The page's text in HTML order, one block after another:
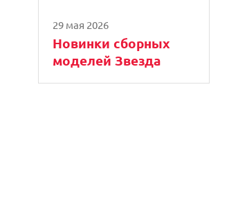
29 мая 2026
Новинки сборных
моделей Звезда